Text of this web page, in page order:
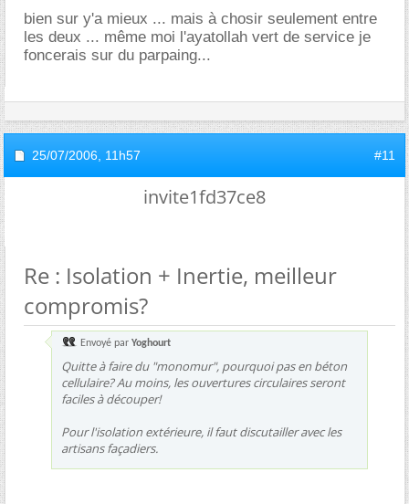
bien sur y'a mieux ... mais à chosir seulement entre
les deux ... même moi l'ayatollah vert de service je
foncerais sur du parpaing...
25/07/2006, 11h57 #11
invite1fd37ce8
Re : Isolation + Inertie, meilleur
compromis?
Envoyé par Yoghourt
Quitte à faire du "monomur", pourquoi pas en béton
cellulaire? Au moins, les ouvertures circulaires seront
faciles à découper!
Pour l'isolation extérieure, il faut discutailler avec les
artisans façadiers.